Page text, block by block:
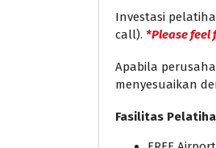
Investasi
call). *Please feel
Apabila
menyesuaikan
Fasilitas